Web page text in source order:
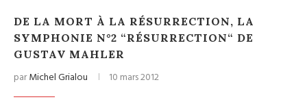
DE LA MORT À LA RÉSURRECTION, LA
SYMPHONIE N°2 “RÉSURRECTION“ DE
GUSTAV MAHLER
parMichel Grialou 10 mars 2012